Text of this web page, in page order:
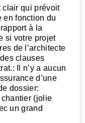
clair qui prévoit
en fonction du
à la
si votre projet
de l’architecte
clauses
Il n’y a aucun
d’une
dossier:
chantier (jolie
un grand